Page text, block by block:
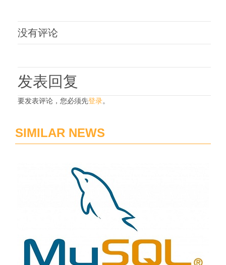
没有评论
发表回复
要发表评论，您必须先登录。
SIMILAR NEWS